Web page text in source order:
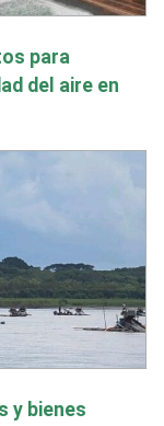
para
del aire en
y bienes